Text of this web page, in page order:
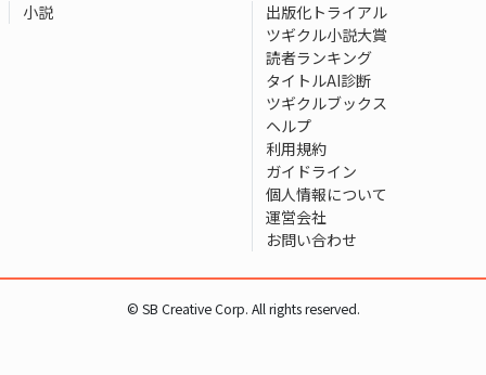
小説
出版化トライアル
ツギクル小説大賞
読者ランキング
タイトルAI診断
ツギクルブックス
ヘルプ
利用規約
ガイドライン
個人情報について
運営会社
お問い合わせ
© SB Creative Corp. All rights reserved.